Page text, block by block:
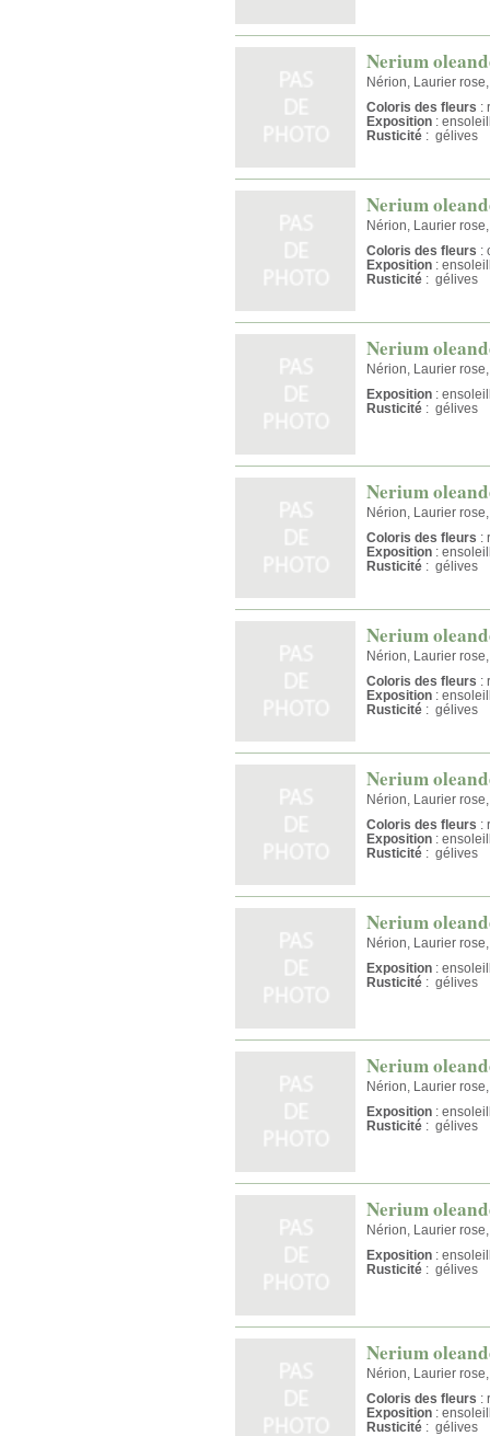
Nerium
Nérion, Laurier
Coloris des fleurs :
Exposition :
Rusticité : gélives
Nerium
Nérion, Laurier
Coloris des fleurs :
Exposition :
Rusticité : gélives
Nerium
Nérion, Laurier
Exposition :
Rusticité : gélives
Nerium
Nérion, Laurier
Coloris des fleurs :
Exposition :
Rusticité : gélives
Nerium
Nérion, Laurier
Coloris des fleurs :
Exposition :
Rusticité : gélives
Nerium
Nérion, Laurier
Coloris des fleurs :
Exposition :
Rusticité : gélives
Nerium
Nérion, Laurier
Exposition :
Rusticité : gélives
Nerium
Nérion, Laurier
Exposition :
Rusticité : gélives
Nerium
Nérion, Laurier
Exposition :
Rusticité : gélives
Nerium
Nérion, Laurier
Coloris des fleurs :
Exposition :
Rusticité : gélives